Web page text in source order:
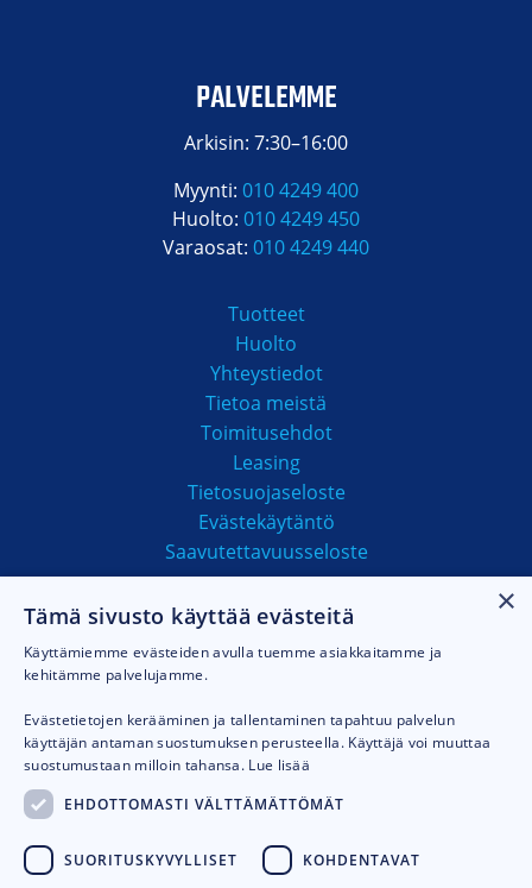
PALVELEMME
Arkisin: 7:30–16:00
Myynti: 010 4249 400
Huolto: 010 4249 450
Varaosat: 010 4249 440
Tuotteet
Huolto
Yhteystiedot
Tietoa meistä
Toimitusehdot
Leasing
Tietosuojaseloste
Evästekäytäntö
Saavutettavuusseloste
MAKSUTAVAT
×
Tämä sivusto käyttää evästeitä
Käyttämiemme evästeiden avulla tuemme asiakkaitamme ja
kehitämme palvelujamme.
Evästetietojen kerääminen ja tallentaminen tapahtuu palvelun
käyttäjän antaman suostumuksen perusteella. Käyttäjä voi muuttaa
suostumustaan milloin tahansa. Lue lisää
EHDOTTOMASTI VÄLTTÄMÄTTÖMÄT
SUORITUSKYVYLLISET KOHDENTAVAT